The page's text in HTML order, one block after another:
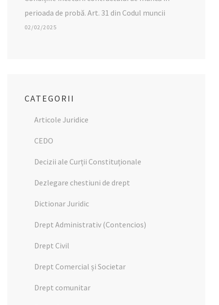
perioada de probă. Art. 31 din Codul muncii
02/02/2025
CATEGORII
Articole Juridice
CEDO
Decizii ale Curții Constituționale
Dezlegare chestiuni de drept
Dictionar Juridic
Drept Administrativ (Contencios)
Drept Civil
Drept Comercial și Societar
Drept comunitar